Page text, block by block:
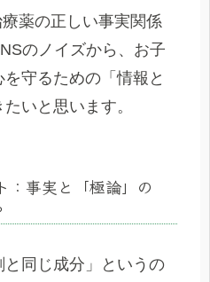
薬の正しい事実関係
のノイズから、お子
守るための「情報と
いと思います。
：事実と「極論」の
同じ成分」というの